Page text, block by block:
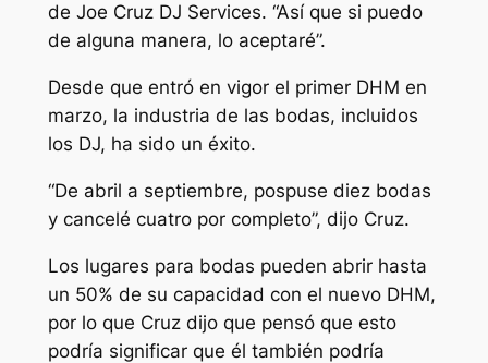
de Joe Cruz DJ Services. “Así que si puedo
de alguna manera, lo aceptaré”.
Desde que entró en vigor el primer DHM en
marzo, la industria de las bodas, incluidos
los DJ, ha sido un éxito.
“De abril a septiembre, pospuse diez bodas
y cancelé cuatro por completo”, dijo Cruz.
Los lugares para bodas pueden abrir hasta
un 50% de su capacidad con el nuevo DHM,
por lo que Cruz dijo que pensó que esto
podría significar que él también podría